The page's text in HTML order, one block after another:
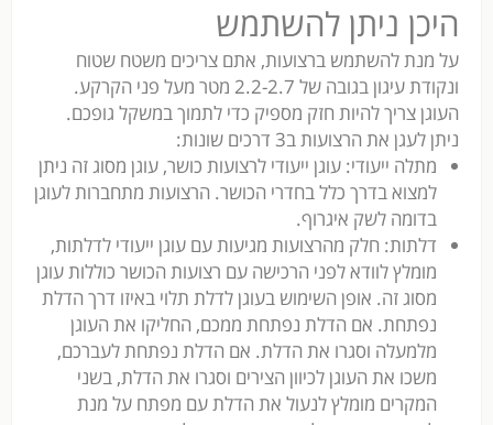
היכן ניתן להשתמש
על מנת להשתמש ברצועות, אתם צריכים משטח שטוח
ונקודת עיגון בגובה של 2.2-2.7 מטר מעל פני הקרקע.
העוגן צריך להיות חזק מספיק כדי לתמוך במשקל גופכם.
ניתן לעגן את הרצועות ב3 דרכים שונות:
מתלה ייעודי: עוגן ייעודי לרצועות כושר, עוגן מסוג זה ניתן
למצוא בדרך כלל בחדרי הכושר. הרצועות מתחברות לעוגן
בדומה לשק איגרוף.
דלתות: חלק מהרצועות מגיעות עם עוגן ייעודי לדלתות,
מומלץ לוודא לפני הרכישה עם רצועות הכושר כוללות עוגן
מסוג זה. אופן השימוש בעוגן לדלת תלוי באיזו דרך הדלת
נפתחת. אם הדלת נפתחת ממכם, החליקו את העוגן
מלמעלה וסגרו את הדלת. אם הדלת נפתחת לעברכם,
משכו את העוגן לכיוון הצירים וסגרו את הדלת, בשני
המקרים מומלץ לנעול את הדלת עם מפתח על מנת